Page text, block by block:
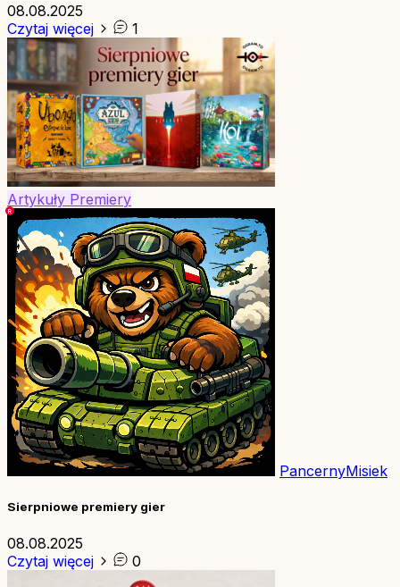
08.08.2025
Czytaj więcej
1
Artykuły Premiery
PancernyMisiek
Sierpniowe premiery gier
08.08.2025
Czytaj więcej
0